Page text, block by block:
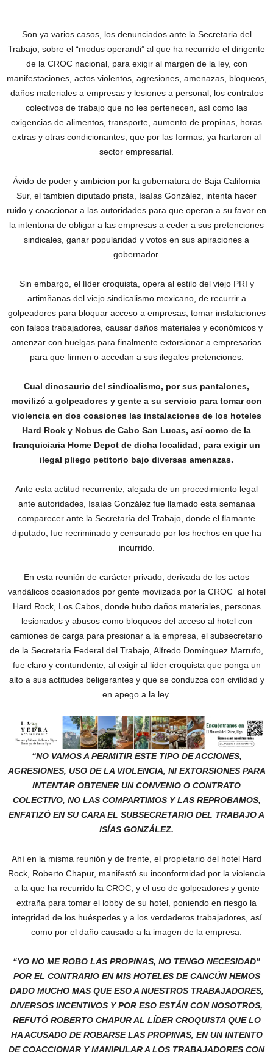
Son ya varios casos, los denunciados ante la Secretaria del
Trabajo, sobre el “modus operandi” al que ha recurrido el dirigente
de la CROC nacional, para exigir al margen de la ley, con
manifestaciones, actos violentos, agresiones, amenazas, bloqueos,
daños materiales a empresas y lesiones a personal, los contratos
colectivos de trabajo que no les pertenecen, así como las
exigencias de alimentos, transporte, aumento de propinas, horas
extras y otras condicionantes, que por las formas, ya hartaron al
sector empresarial.
Ávido de poder y ambicion por la gubernatura de Baja California
Sur, el tambien diputado prista, Isaías González, intenta hacer
ruido y coaccionar a las autoridades para que operan a su favor en
la intentona de obligar a las empresas a ceder a sus pretenciones
sindicales, ganar popularidad y votos en sus apiraciones a
gobernador.
Sin embargo, el líder croquista, opera al estilo del viejo PRI y
artimñanas del viejo sindicalismo mexicano, de recurrir a
golpeadores para bloquar acceso a empresas, tomar instalaciones
con falsos trabajadores, causar daños materiales y económicos y
amenzar con huelgas para finalmente extorsionar a empresarios
para que firmen o accedan a sus ilegales pretenciones.
Cual dinosaurio del sindicalismo, por sus pantalones,
movilizó a golpeadores y gente a su servicio para tomar con
violencia en dos coasiones las instalaciones de los hoteles
Hard Rock y Nobus de Cabo San Lucas, así como de la
franquiciaria Home Depot de dicha localidad, para exigir un
ilegal pliego petitorio bajo diversas amenazas.
Ante esta actitud recurrente, alejada de un procedimiento legal
ante autoridades, Isaías González fue llamado esta semanaa
comparecer ante la Secretaría del Trabajo, donde el flamante
diputado, fue recriminado y censurado por los hechos en que ha
incurrido.
En esta reunión de carácter privado, derivada de los actos
vandálicos ocasionados por gente moviizada por la CROC al hotel
Hard Rock, Los Cabos, donde hubo daños materiales, personas
lesionados y abusos como bloqueos del acceso al hotel con
camiones de carga para presionar a la empresa, el subsecretario
de la Secretaría Federal del Trabajo, Alfredo Domínguez Marrufo,
fue claro y contundente, al exigir al líder croquista que ponga un
alto a sus actitudes beligerantes y que se conduzca con civilidad y
en apego a la ley.
“NO VAMOS A PERMITIR ESTE TIPO DE ACCIONES,
AGRESIONES, USO DE LA VIOLENCIA, NI EXTORSIONES PARA
INTENTAR OBTENER UN CONVENIO O CONTRATO
COLECTIVO, NO LAS COMPARTIMOS Y LAS REPROBAMOS,
ENFATIZÓ EN SU CARA EL SUBSECRETARIO DEL TRABAJO A
ISÍAS GONZÁLEZ.
Ahí en la misma reunión y de frente, el propietario del hotel Hard
Rock, Roberto Chapur, manifestó su inconformidad por la violencia
a la que ha recurrido la CROC, y el uso de golpeadores y gente
extraña para tomar el lobby de su hotel, poniendo en riesgo la
integridad de los huéspedes y a los verdaderos trabajadores, así
como por el daño causado a la imagen de la empresa.
“YO NO ME ROBO LAS PROPINAS, NO TENGO NECESIDAD”
POR EL CONTRARIO EN MIS HOTELES DE CANCÚN HEMOS
DADO MUCHO MAS QUE ESO A NUESTROS TRABAJADORES,
DIVERSOS INCENTIVOS Y POR ESO ESTÁN CON NOSOTROS,
REFUTÓ ROBERTO CHAPUR AL LÍDER CROQUISTA QUE LO
HA ACUSADO DE ROBARSE LAS PROPINAS, EN UN INTENTO
DE COACCIONAR Y MANIPULAR A LOS TRABAJADORES CON